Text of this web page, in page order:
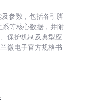
参数，包括各引脚
系等核心数据，并附
保护机制及典型应
微电子官方规格书